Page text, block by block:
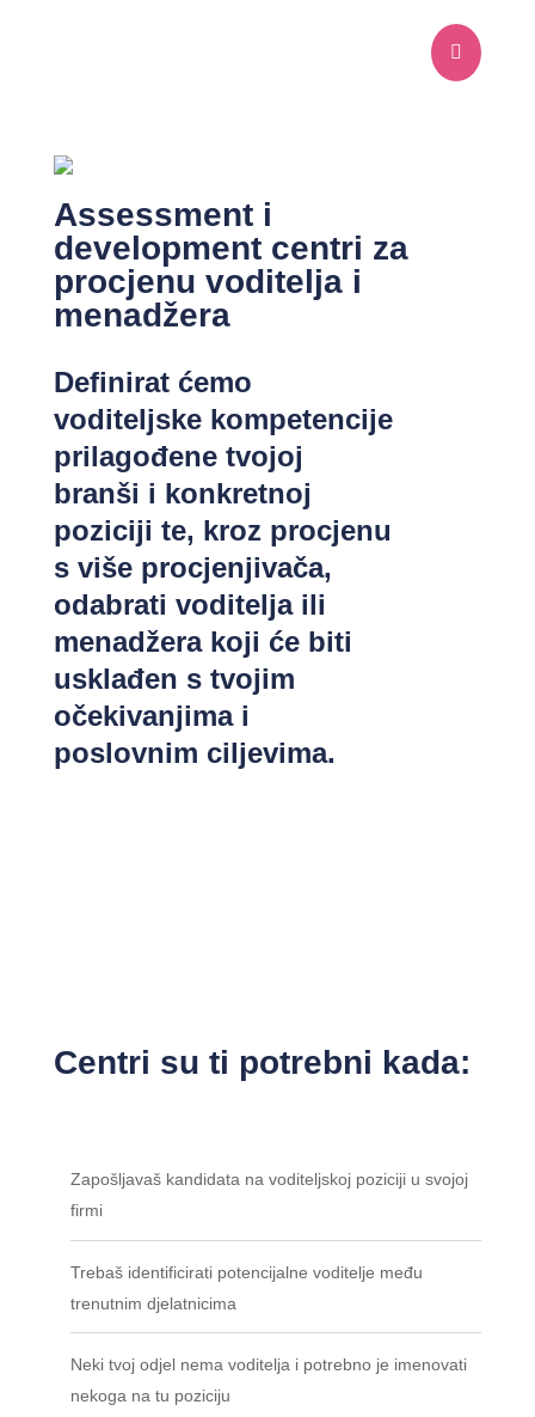

Assessment i
development centri za
procjenu voditelja i
menadžera
Definirat ćemo
voditeljske kompetencije
prilagođene tvojoj
branši i konkretnoj
poziciji te, kroz procjenu
s više procjenjivača,
odabrati voditelja ili
menadžera koji će biti
usklađen s tvojim
očekivanjima i
poslovnim ciljevima.
Centri su ti potrebni kada:
Zapošljavaš kandidata na voditeljskoj poziciji u svojoj
firmi
Trebaš identificirati potencijalne voditelje među
trenutnim djelatnicima
Neki tvoj odjel nema voditelja i potrebno je imenovati
nekoga na tu poziciju